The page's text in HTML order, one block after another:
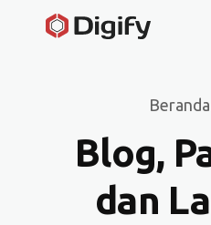
Beranda
Blog,
dan